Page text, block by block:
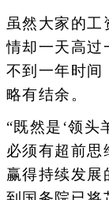
虽然大家的工
情却一天高过
不到一年时间
略有结余。
“既然是‘领头
必须有超前思
赢得持续发展